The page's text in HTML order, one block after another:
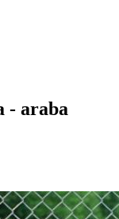
- araba